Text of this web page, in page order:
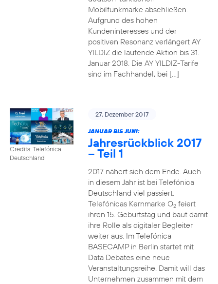
Mobilfunkmarke abschließen.
Aufgrund des hohen
Kundeninteresses und der
positiven Resonanz verlängert AY
YILDIZ die laufende Aktion bis 31.
Januar 2018. Die AY YILDIZ-Tarife
sind im Fachhandel, bei […]
Credits: Telefónica
Deutschland
27. Dezember 2017
JANUAR BIS JUNI:
Jahresrückblick 2017
– Teil 1
2017 nähert sich dem Ende. Auch
in diesem Jahr ist bei Telefónica
Deutschland viel passiert:
Telefónicas Kernmarke O2feiert
ihren 15. Geburtstag und baut damit
ihre Rolle als digitaler Begleiter
weiter aus. Im Telefónica
BASECAMP in Berlin startet mit
Data Debates eine neue
Veranstaltungsreihe. Damit will das
Unternehmen zusammen mit dem